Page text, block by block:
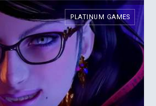
PLATINUM GAMES